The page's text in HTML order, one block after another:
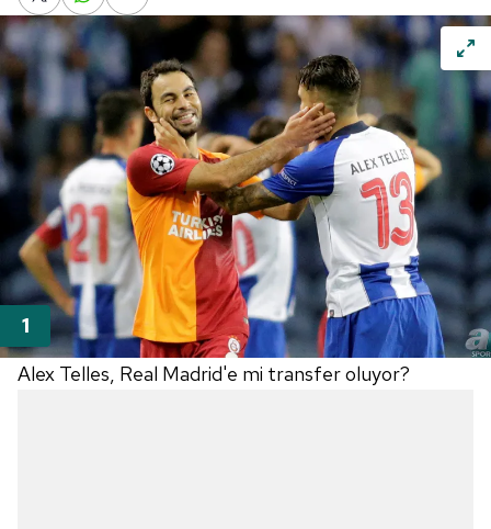
Alex Telles, Real Madrid'e mi transfer oluyor?